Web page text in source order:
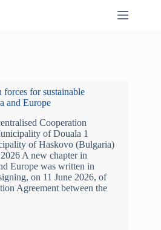
for sustainable
and Europe
Cooperation
of Douala 1
of Haskovo (Bulgaria)
A new chapter in
Europe was written in
on 11 June 2026, of
Agreement between the